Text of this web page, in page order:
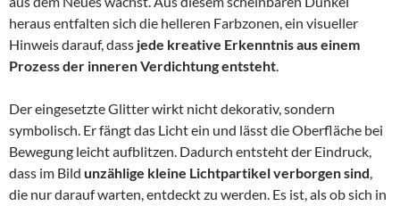
heraus entfalten sich die helleren Farbzonen, ein visueller
Hinweis darauf, dass jede kreative Erkenntnis aus einem
Prozess der inneren Verdichtung entsteht.
Der eingesetzte Glitter wirkt nicht dekorativ, sondern
symbolisch. Er fängt das Licht ein und lässt die Oberfläche bei
Bewegung leicht aufblitzen. Dadurch entsteht der Eindruck,
dass im Bild unzählige kleine Lichtpartikel verborgen sind,
die nur darauf warten, entdeckt zu werden. Es ist, als ob sich in